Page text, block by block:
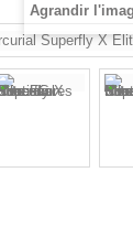
Agrandir